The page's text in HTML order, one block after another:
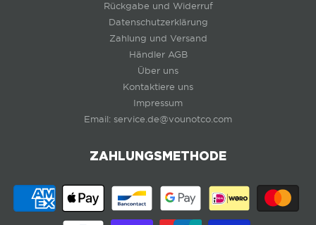
Rückgabe und Widerruf
Datenschutzerklärung
Zahlung und Versand
Händler AGB
Über uns
Kontaktiere uns
Impressum
Email: service.de@vounotco.com
ZAHLUNGSMETHODE